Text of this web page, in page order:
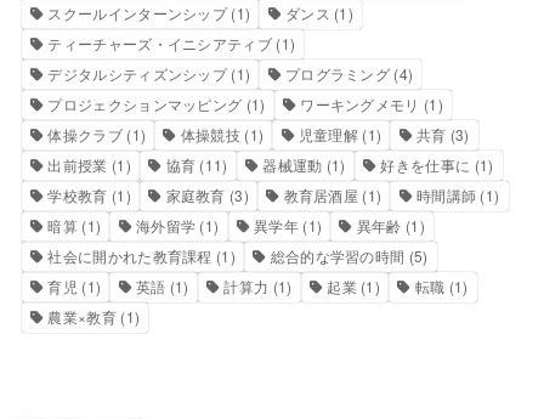
スクールインターンシップ(1) ダンス (1)
ティーチャーズ・イニシアティブ(1)
デジタルシティズンシップ(1) プログラミング (4)
プロジェクションマッピング (1) ワーキングメモリ (1)
体操クラブ(1) 体操競技 (1) 児童理解 (1) 共育 (3)
出前授業 (1) 協育 (11) 器械運動 (1) 好きを仕事に (1)
学校教育 (1) 家庭教育 (3) 教育居酒屋 (1) 時間講師 (1)
暗算 (1) 海外留学 (1) 異学年(1) 異年齢 (1)
社会に開かれた教育課程 (1) 総合的な学習の時間 (5)
育児 (1) 英語 (1) 計算力 (1) 起業(1) 転職 (1)
農業×教育(1)